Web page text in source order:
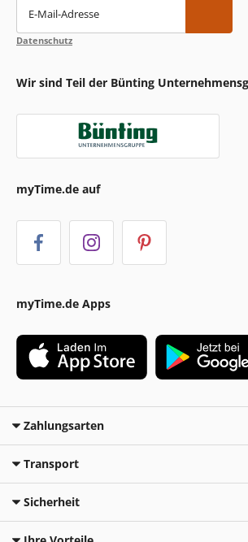
E-Mail-Adresse
Datenschutz
Wir sind Teil der Bünting
myTime.de auf
myTime.de Apps
Zahlungsarten
Transport
Sicherheit